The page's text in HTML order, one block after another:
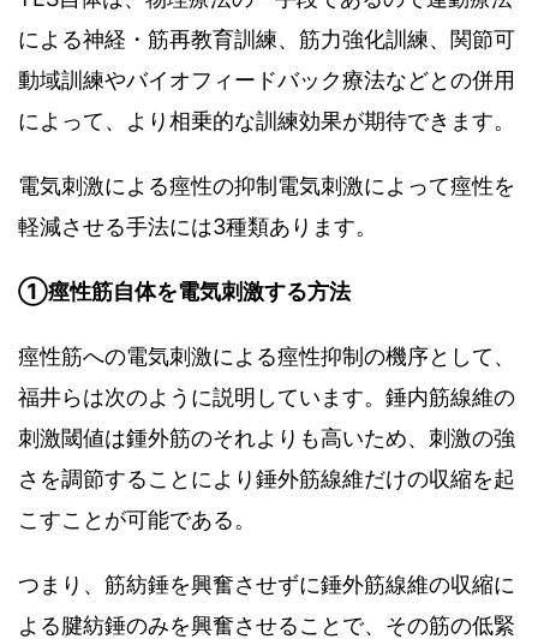
による神経・筋再教育訓練、筋力強化訓練、関節可
動域訓練やバイオフィードバック療法などとの併用
によって、より相乗的な訓練効果が期待できます。
電気刺激による痙性の抑制電気刺激によって痙性を
軽減させる手法には3種類あります。
①痙性筋自体を電気刺激する方法
痙性筋への電気刺激による痙性抑制の機序として、
福井らは次のように説明しています。錘内筋線維の
刺激閾値は鍾外筋のそれよりも高いため、刺激の強
さを調節することにより錘外筋線維だけの収縮を起
こすことが可能である。
つまり、筋紡錘を興奮させずに錘外筋線維の収縮に
よる腱紡錘のみを興奮させることで、その筋の低緊